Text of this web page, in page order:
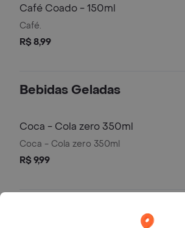
Café Coado - 150ml
Café.
R$ 8,99
Bebidas Geladas
Coca - Cola zero 350ml
Coca - Cola zero 350ml
R$ 9,99